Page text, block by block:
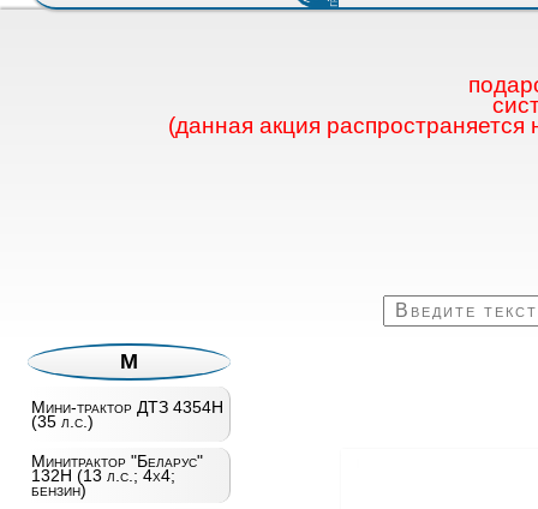
(данная акция
М
Мини-трактор ДТЗ 4354H
(35 л.с.)
Минитрактор "Беларус"
132Н (13 л.с.; 4х4;
бензин)